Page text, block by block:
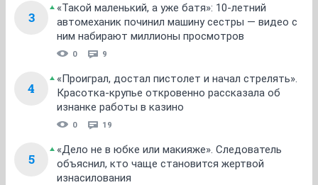
3
«Такой маленький, а уже батя»: 10-летний
автомеханик починил машину сестры — видео с
ним набирают миллионы просмотров
0 9
4
«Проиграл, достал пистолет и начал стрелять».
Красотка-крупье откровенно рассказала об
изнанке работы в казино
0 19
5
«Дело не в юбке или макияже». Следователь
объяснил, кто чаще становится жертвой
изнасилования